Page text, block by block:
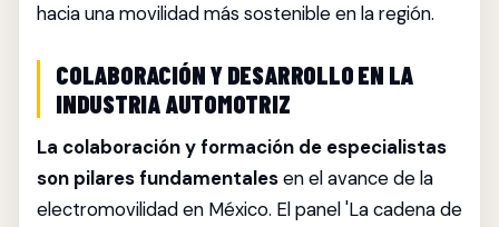
hacia una movilidad más sostenible en la región.
COLABORACIÓN Y DESARROLLO EN LA
INDUSTRIA AUTOMOTRIZ
La colaboración y formación de especialistas
son pilares fundamentalesen el avance de la
electromovilidad en México. El panel 'La cadena de